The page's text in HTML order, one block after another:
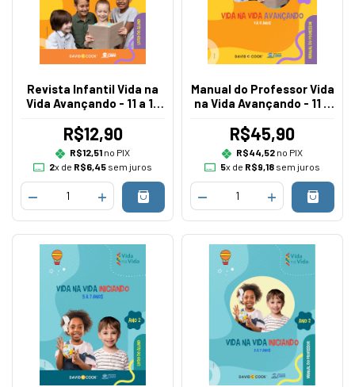
Revista Infantil Vida na
Vida Avançando - 11 a 12
R$12,90
R$12,51 no PIX
2x de R$6,45sem juros
Manual do Professor Vida
na Vida Avançando - 11 a
R$45,90
R$44,52 no PIX
5x de R$9,18sem juros